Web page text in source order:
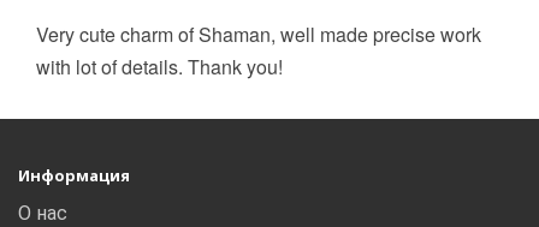
Very cute charm of Shaman, well made precise work
with lot of details. Thank you!
Информация
О нас